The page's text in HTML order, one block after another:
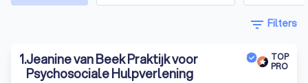
filter_list Filters
1.Jeanine van Beek Praktijk voor
Psychosociale Hulpverlening
TOP
PRO